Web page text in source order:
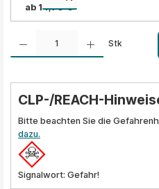
ab 14,90 €
Produkt Anzahl: Gib den gewünschten
Stk
CLP-/REACH-
Bitte beachten Sie die
dazu.
Signalwort: Gefahr!